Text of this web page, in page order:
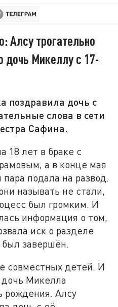
Алсу трогательно
Микеллу с 17-
поздравила дочь с
слова в сети
Сафина.
18 лет в браке с
а в конце мая
пара подала на развод.
называть не стали,
был громким. И
информация о том,
иск о разделе
завершён.
совместных детей. И
Микелла
рождения. Алсу